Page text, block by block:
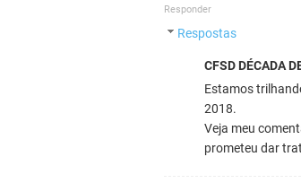
Responder
Respostas
CFSD DÉCADA
Estamos
2018.
Veja meu
prometeu dar